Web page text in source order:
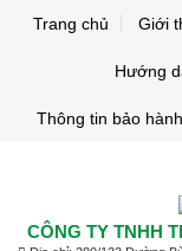
Trang chủ Giới
Hướng
Thông tin bảo hành
CÔNG TY TNHH